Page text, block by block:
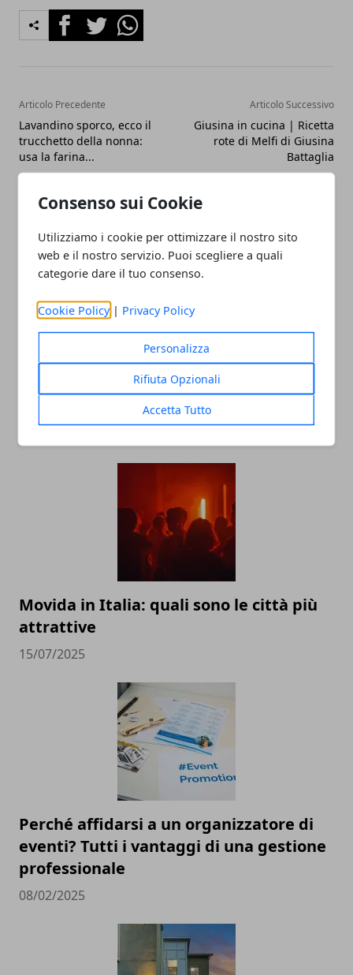
Consenso sui Cookie
Utilizziamo i cookie per ottimizzare il nostro sito
web e il nostro servizio. Puoi scegliere a quali
categorie dare il tuo consenso.
Cookie Policy | Privacy Policy
Personalizza
Rifiuta Opzionali
Accetta Tutto
FacebookTwitterWhatsapp
Articolo Precedente
Lavandino sporco, ecco il
trucchetto della nonna:
usa la farina...
Articolo Successivo
Giusina in cucina | Ricetta
rote di Melfi di Giusina
Battaglia
Redazione
Movida in Italia: quali sono le città più
attrattive
15/07/2025
Perché affidarsi a un organizzatore di
eventi? Tutti i vantaggi di una gestione
professionale
08/02/2025